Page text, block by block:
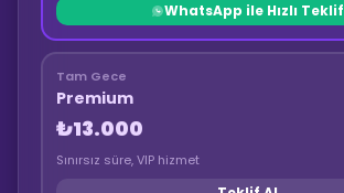
WhatsApp ile Hızlı Teklif
Tam Gece
Premium
₺13.000
Sınırsız süre, VIP hizmet